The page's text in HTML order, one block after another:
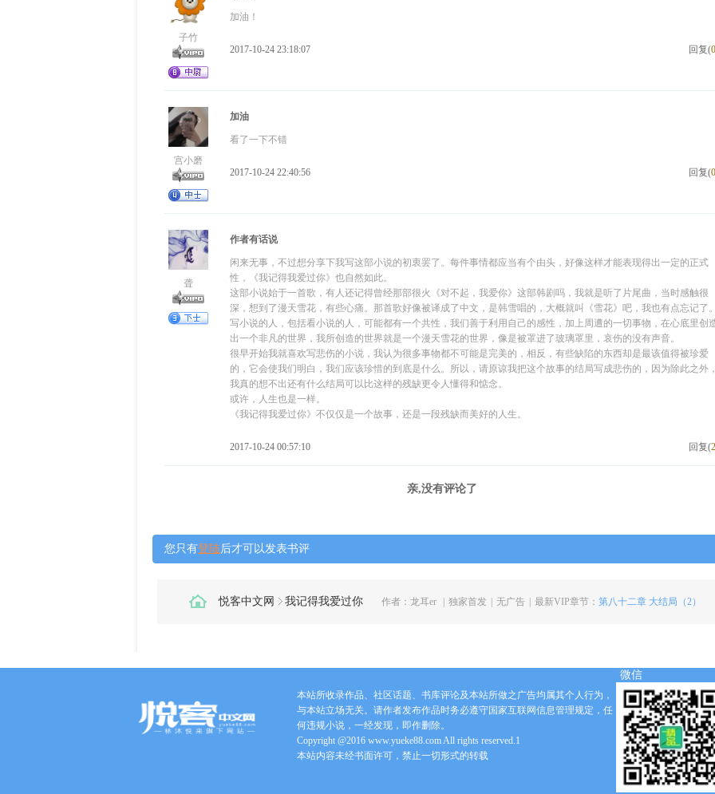
子竹
加油！
2017-10-24 23:18:07 回复(0
宫小磨
加油
看了一下不错
2017-10-24 22:40:56 回复(0
聋
作者有话说
闲来无事，不过想分享下我写这部小说的初衷罢了。每件事情都应当有个由头，好像这样才能表现得出一定的正式
性，《我记得我爱过你》也自然如此。
这部小说始于一首歌，有人还记得曾经那部很火《对不起，我爱你》这部韩剧吗，我就是听了片尾曲，当时感触很
深，想到了漫天雪花，有些心痛。那首歌好像被译成了中文，是韩雪唱的，大概就叫《雪花》吧，我也有点忘记了。
写小说的人，包括看小说的人，可能都有一个共性，我们善于利用自己的感性，加上周遭的一切事物，在心底里创
出一个非凡的世界，我所创造的世界就是一个漫天雪花的世界，像是被罩进了玻璃罩里，哀伤的没有声音。
很早开始我就喜欢写悲伤的小说，我认为很多事物都不可能是完美的，相反，有些缺陷的东西却是最该值得被珍爱
的，它会使我们明白，我们应该珍惜的到底是什么。所以，请原谅我把这个故事的结局写成悲伤的，因为除此之外，
我真的想不出还有什么结局可以比这样的残缺更令人懂得和惦念。
或许，人生也是一样。
《我记得我爱过你》不仅仅是一个故事，还是一段残缺而美好的人生。
2017-10-24 00:57:10 回复(2
亲,没有评论了
您只有登陆后才可以发表书评
悦客中文网 我记得我爱过你 作者： 龙耳er | 独家首发 | 无广告 | 最新VIP章节： 第八十二章 大结局（2）
本站所收录作品、社区话题、书库评论及本站所做之广告均属其个人行为，
与本站立场无关。请作者发布作品时务必遵守国家互联网信息管理规定，任
何违规小说，一经发现，即作删除。
Copyright @2016 www.yueke88.com All rights reserved.1
本站内容未经书面许可，禁止一切形式的转载
微信